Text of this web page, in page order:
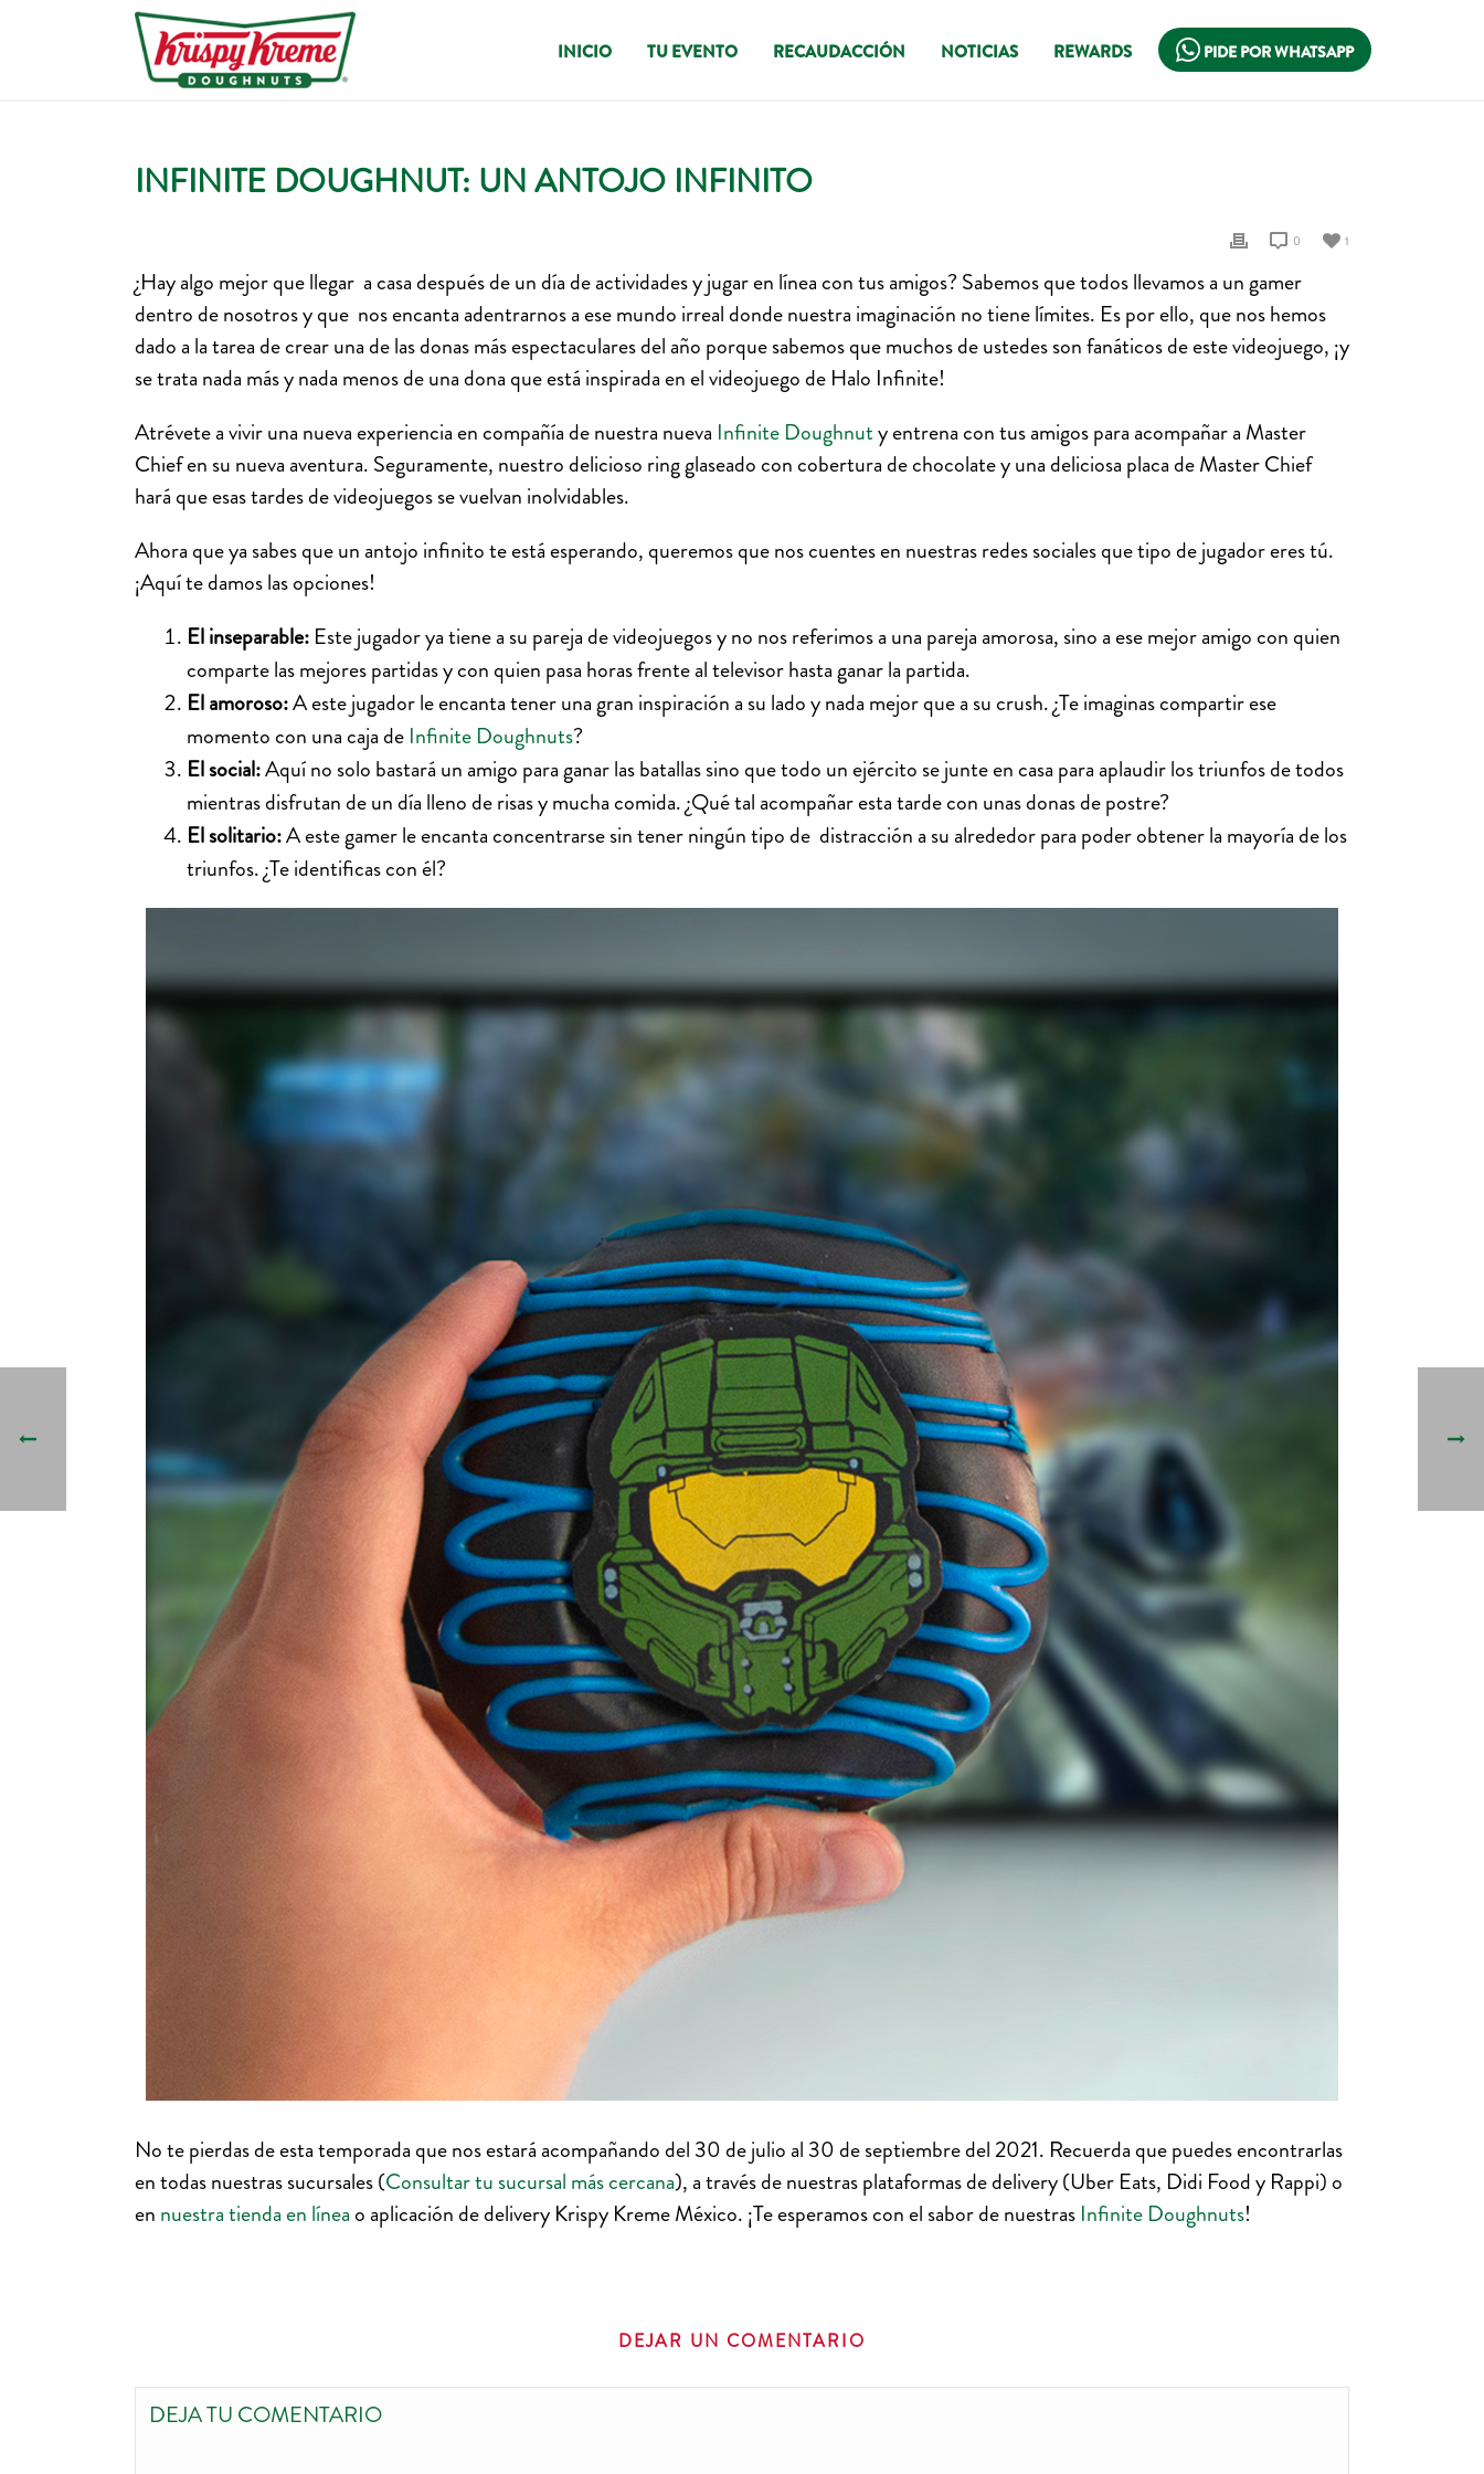
INICIO TU EVENTO RECAUDACCIÓN NOTICIAS REWARDS PIDE POR WHATSAPP
INFINITE DOUGHNUT: UN ANTOJO INFINITO
1
0
¿Hay algo mejor que llegar a casa después de un día de actividades y jugar en línea con tus amigos? Sabemos que todos llevamos a un gamer
dentro de nosotros y que nos encanta adentrarnos a ese mundo irreal donde nuestra imaginación no tiene límites. Es por ello, que nos hemos
dado a la tarea de crear una de las donas más espectaculares del año porque sabemos que muchos de ustedes son fanáticos de este videojuego, ¡y
se trata nada más y nada menos de una dona que está inspirada en el videojuego de Halo Infinite!
Atrévete a vivir una nueva experiencia en compañía de nuestra nueva Infinite Doughnuty entrena con tus amigos para acompañar a Master
Chief en su nueva aventura. Seguramente, nuestro delicioso ring glaseado con cobertura de chocolate y una deliciosa placa de Master Chief
hará que esas tardes de videojuegos se vuelvan inolvidables.
Ahora que ya sabes que un antojo infinito te está esperando, queremos que nos cuentes en nuestras redes sociales que tipo de jugador eres tú.
¡Aquí te damos las opciones!
El inseparable: Este jugador ya tiene a su pareja de videojuegos y no nos referimos a una pareja amorosa, sino a ese mejor amigo con quien
comparte las mejores partidas y con quien pasa horas frente al televisor hasta ganar la partida.
El amoroso:A este jugador le encanta tener una gran inspiración a su lado y nada mejor que a su crush. ¿Te imaginas compartir ese
momento con una caja de Infinite Doughnuts?
El social:Aquí no solo bastará un amigo para ganar las batallas sino que todo un ejército se junte en casa para aplaudir los triunfos de todos
mientras disfrutan de un día lleno de risas y mucha comida. ¿Qué tal acompañar esta tarde con unas donas de postre?
El solitario:A este gamer le encanta concentrarse sin tener ningún tipo de distracción a su alrededor para poder obtener la mayoría de los
triunfos. ¿Te identificas con él?
No te pierdas de esta temporada que nos estará acompañando del 30 de julio al 30 de septiembre del 2021. Recuerda que puedes encontrarlas
en todas nuestras sucursales (Consultar tu sucursal más cercana), a través de nuestras plataformas de delivery (Uber Eats, Didi Food y Rappi) o
en nuestra tienda en línea o aplicación de delivery Krispy Kreme México. ¡Te esperamos con el sabor de nuestras Infinite Doughnuts!
DEJAR UN COMENTARIO